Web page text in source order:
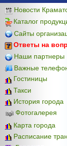
Новости
Каталог
Сайты
Ответы на
Наши партнеры
Важные
Гостиницы
Такси
История города
Фотогалерея
Карта города
Расписание